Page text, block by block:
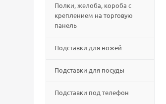
Полки, желоба, короба с
креплением на торговую
панель
Подставки для ножей
Подставки для посуды
Подставки под телефон